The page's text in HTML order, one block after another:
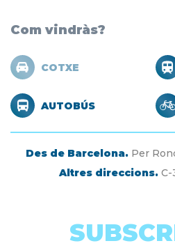
Com vindràs?
COTXE
AUTOBÚS
Des de Barcelona.Per
Altres direccions. C-